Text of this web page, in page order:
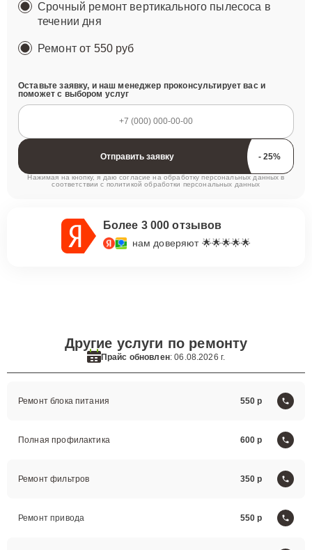
Срочный ремонт вертикального пылесоса в
течении дня
Ремонтот 550 руб
Оставьте заявку, и наш менеджер проконсультирует вас и
поможет с выбором услуг
Отправить заявку
Нажимая на кнопку, я даю согласие на обработку персональных данных в
соответствии с политикой обработки персональных данных
Более 3 000 отзывов
нам доверяют 🌟🌟🌟🌟🌟
Другие услуги по ремонту
Прайс обновлен: 06.08.2026 г.
Ремонт блока питания 550
Полная профилактика 600
Ремонт фильтров 350
Ремонт привода 550